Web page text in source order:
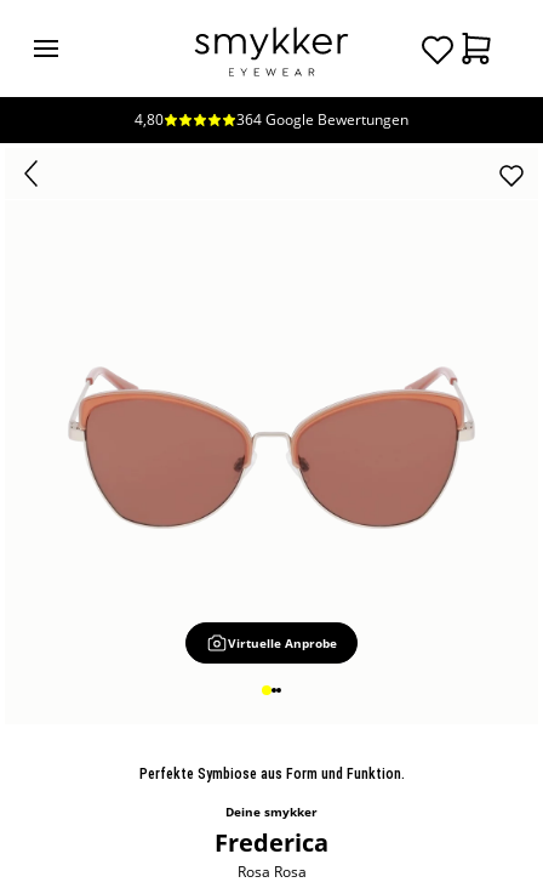
Login
Unsere
Preise
Kontakt
Kostenfreie Typberatung
Kostenfreier Sehtest
4,80 364 Google Bewertungen
Virtuelle Anprobe
Perfekte Symbiose aus Form und Funktion.
Deine smykker
Frederica
Rosa Rosa